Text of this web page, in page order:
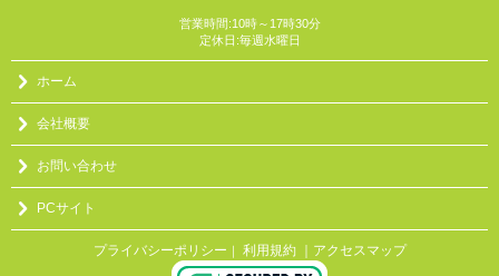
営業時間:10時～17時30分
定休日:毎週水曜日
ホーム
会社概要
お問い合わせ
PCサイト
プライバシーポリシー ｜ 利用規約 ｜アクセスマップ